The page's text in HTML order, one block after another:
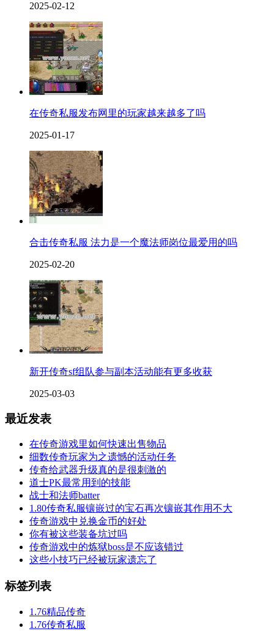
2025-02-12
在传奇私服发布网里的玩家越来越多了吗
2025-01-17
合击传奇私服 法力是一个魔法师岗位最爱用的吗
2025-02-20
新开传奇sf组队参与副本活动能有更多收获
2025-03-03
最近发表
在传奇游戏里如何快速出售物品
细数传奇玩家为之遗憾的活动任务
传奇给武器升级真的是很刺激的
道士PK最常用到的技能
战士和法师batter
1.80传奇私服镶嵌过的宝石再次镶嵌其作用不大
传奇游戏中兑换金币的好处
你有被这些装备坑过吗
传奇游戏中的炼狱boss是不应该错过
这些小技巧已经被玩家遗忘了
标签列表
1.76精品传奇
1.76传奇私服